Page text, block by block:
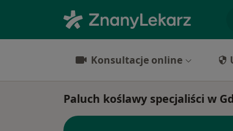
Konsultacje online
Paluch koślawy specjaliści w